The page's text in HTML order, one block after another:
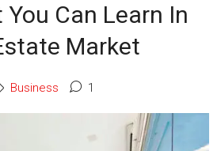
Can Learn In
Market
Business 1